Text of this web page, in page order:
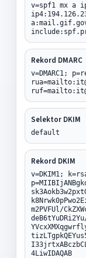
v=spf1 mx a
Rekord DMARC
v=DMARC1;
Selektor DKIM
default
Rekord DKIM
v=DKIM1;
m2PVFUl/
4LiwIDAQAB